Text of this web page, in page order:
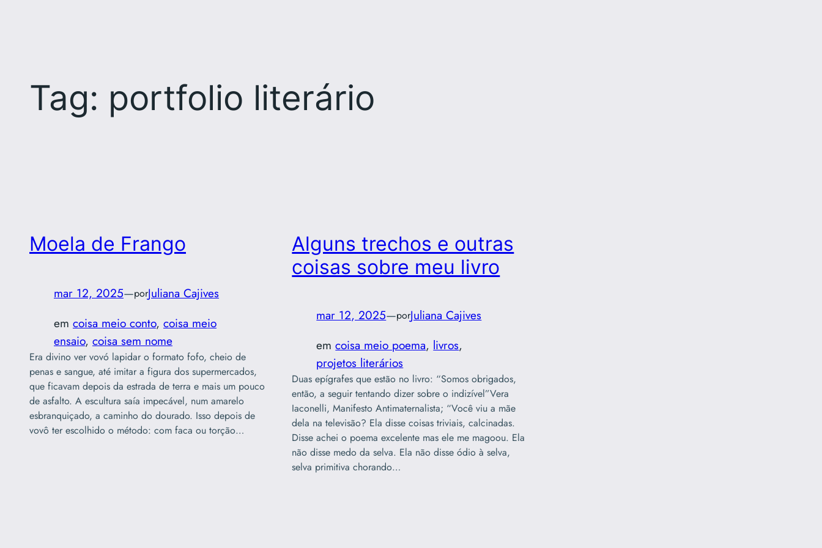
Tag: portfolio literário
Moela de Frango
mar 12, 2025—porJuliana Cajives
em coisa meio conto, coisa meio
ensaio, coisa sem nome
Era divino ver vovó lapidar o formato fofo, cheio de
penas e sangue, até imitar a figura dos supermercados,
que ficavam depois da estrada de terra e mais um pouco
de asfalto. A escultura saía impecável, num amarelo
esbranquiçado, a caminho do dourado. Isso depois de
vovô ter escolhido o método: com faca ou torção…
Alguns trechos e outras
coisas sobre meu livro
mar 12, 2025—porJuliana Cajives
emcoisa meio poema, livros
projetos literários
Duas epígrafes que estão no livro: “Somos obrigados,
então, a seguir tentando dizer sobre o indizível”Vera
Iaconelli, Manifesto Antimaternalista; “Você viu a mãe
dela na televisão? Ela disse coisas triviais, calcinadas.
Disse achei o poema excelente mas ele me magoou. Ela
não disse medo da selva. Ela não disse ódio à selva,
selva primitiva chorando…